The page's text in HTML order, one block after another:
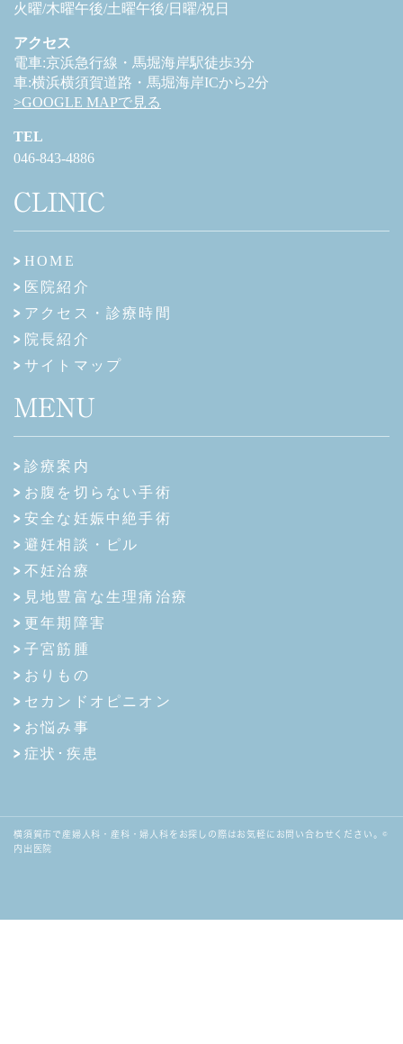
火曜/木曜午後/土曜午後/日曜/祝日
アクセス
電車:京浜急行線・馬堀海岸駅徒歩3分
車:横浜横須賀道路・馬堀海岸ICから2分
>GOOGLE MAPで見る
TEL
046-843-4886
CLINIC
HOME
医院紹介
アクセス・診療時間
院長紹介
サイトマップ
MENU
診療案内
お腹を切らない手術
安全な妊娠中絶手術
避妊相談・ピル
不妊治療
見地豊富な生理痛治療
更年期障害
子宮筋腫
おりもの
セカンドオピニオン
お悩み事
症状･疾患
横須賀市で産婦人科・産科・婦人科をお探しの際はお気軽にお問い合わせください。©
内出医院